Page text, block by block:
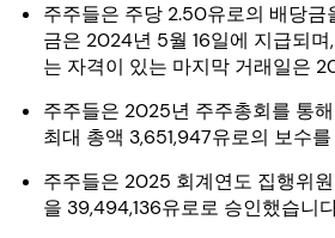
주주들은 주당 2.50유로의 배당금
금은 2024년 5월 16일에 지급되
는 자격이 있는 마지막 거래일은
주주들은 2025년 주주총회를 통
최대 총액 3,651,947유로의 보수
주주들은 2025 회계연도 집행위
을 39,494,136유로로 승인했습니